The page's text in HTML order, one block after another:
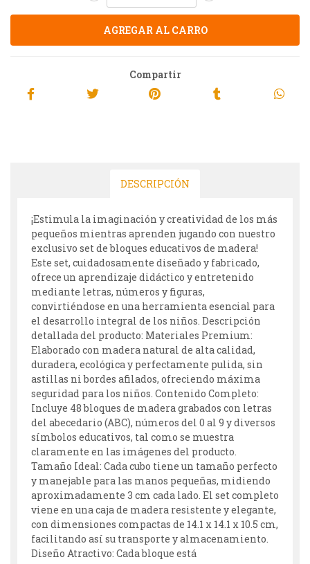
Compartir
DESCRIPCIÓN
¡Estimula la imaginación y creatividad de los más
pequeños mientras aprenden jugando con nuestro
exclusivo set de bloques educativos de madera!
Este set, cuidadosamente diseñado y fabricado,
ofrece un aprendizaje didáctico y entretenido
mediante letras, números y figuras,
convirtiéndose en una herramienta esencial para
el desarrollo integral de los niños. Descripción
detallada del producto: Materiales Premium:
Elaborado con madera natural de alta calidad,
duradera, ecológica y perfectamente pulida, sin
astillas ni bordes afilados, ofreciendo máxima
seguridad para los niños. Contenido Completo:
Incluye 48 bloques de madera grabados con letras
del abecedario (ABC), números del 0 al 9 y diversos
símbolos educativos, tal como se muestra
claramente en las imágenes del producto.
Tamaño Ideal: Cada cubo tiene un tamaño perfecto
y manejable para las manos pequeñas, midiendo
aproximadamente 3 cm cada lado. El set completo
viene en una caja de madera resistente y elegante,
con dimensiones compactas de 14.1 x 14.1 x 10.5 cm,
facilitando así su transporte y almacenamiento.
Diseño Atractivo: Cada bloque está